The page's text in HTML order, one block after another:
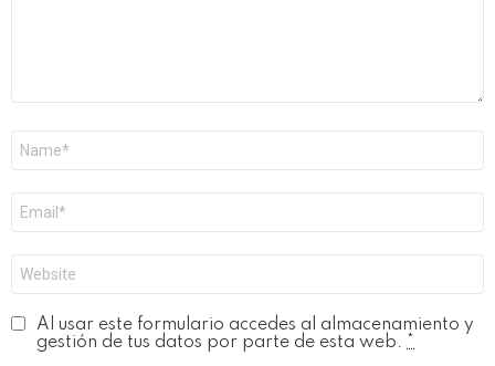
electrónico
*
Al usar este formulario accedes al almacenamiento y
gestión de tus datos por parte de esta web.